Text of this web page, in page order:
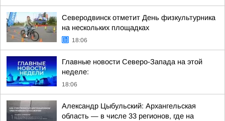
Северодвинск отметит День физкультурника
на нескольких площадках
18:06
Главные новости Северо-Запада на этой
неделе:
18:06
Александр Цыбульский: Архангельская
область — в числе 33 регионов, где на